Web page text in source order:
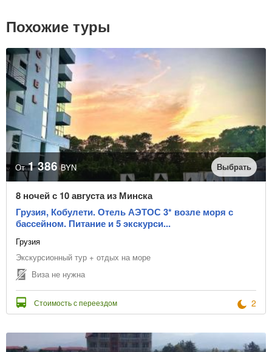
Похожие туры
От 1 386 BYN Выбрать
8 ночей с 10 августа из Минска
Грузия, Кобулети. Отель АЭТОС 3* возле моря с
бассейном. Питание и 5 экскурси...
Грузия
Экскурсионный тур + отдых на море
Виза не нужна
Стоимость с переездом 2